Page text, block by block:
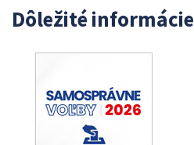
Dôležité informácie